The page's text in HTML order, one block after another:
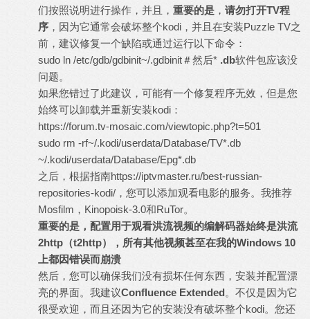
们按照说明进行操作，并且， 重要的是 ， 请勿打开TV程
序 ，因为它通常会破坏整个kodi，并且在安装Puzzle TV之
前，建议修复一个缺陷或通过运行以下命令：
sudo ln /etc/gdb/gdbinit~/.gdbinit＃然后* .db软件包应该没
问题。
如果您错过了此建议，可能有一个修复程序无效，但是您
始终可以卸载并重新安装kodi：
https://forum.tv-mosaic.com/viewtopic.php?t=501
sudo rm -rf~/.kodi/userdata/Database/TV*.db
~/.kodi/userdata/Database/Epg*.db
之后，根据指南https://iptvmaster.ru/best-russian-
repositories-kodi/， 您可以添加观看电影的服务。我推荐
Mosfilm，Kinopoisk-3.0和RuTor。
重要的是，配置用于观看洪流视频的编解码器始终是洪流
2http （t2http），所有其他视频甚至在我的Windows 10
上都因错误而崩溃
然后，您可以确保我们没有损坏任何东西，安装并配置漂
亮的界面。我建议Confluence Extended。不仅是因为它
很受欢迎，而且还因为它的安装没有破坏整个kodi。您还